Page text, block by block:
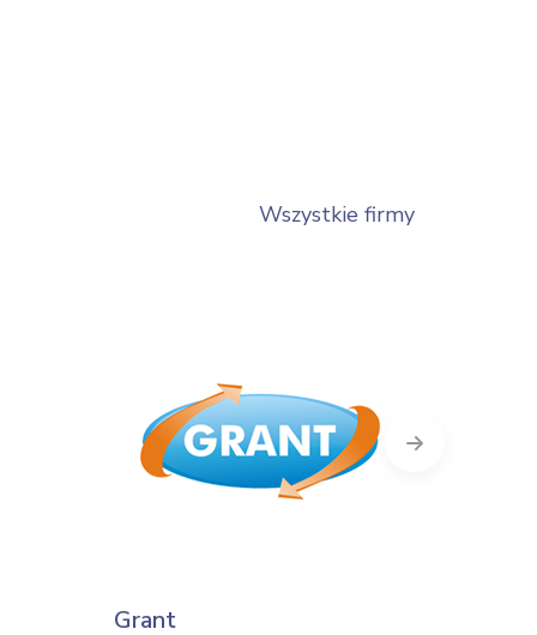
Wszystkie firmy
Grant